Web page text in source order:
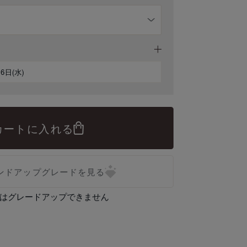
日(水)
ートに入れる
ドアップグレードを見る
グレードアップできません